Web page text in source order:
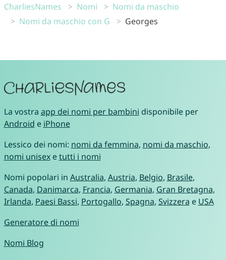
CharliesNames Nomi
Nomi da maschio
Nomi da maschio con G
Georges
La vostra app dei nomi per bambini disponibile per
Android e iPhone
Lessico dei nomi: nomi da femmina, nomi da maschio,
nomi unisexetutti i nomi
Nomi popolari in Australia, Austria, Belgio, Brasile,
Canada, Danimarca, Francia, Germania, Gran Bretagna,
Irlanda, Paesi Bassi, Portogallo, Spagna, Svizzera e USA
Generatore di nomi
Nomi Blog